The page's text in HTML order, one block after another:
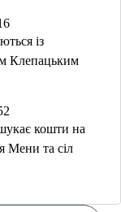
із
Клепацьким
кошти на
Мени та сіл